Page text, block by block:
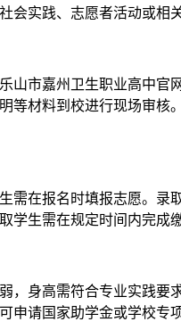
实践、志愿者活动或相
山市嘉州卫生职业高中
材料到校进行现场审
需在报名时填报志愿。
生需在规定时间内完成
身高需符合专业实践要
申请国家助学金或学校